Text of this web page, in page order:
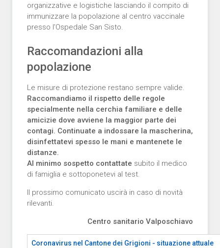
organizzative e logistiche lasciando il compito di
immunizzare la popolazione al centro vaccinale
presso l'Ospedale San Sisto.
Raccomandazioni alla
popolazione
Le misure di protezione restano sempre valide.
Raccomandiamo il rispetto delle regole
specialmente nella cerchia familiare e delle
amicizie dove avviene la maggior parte dei
contagi. Continuate a indossare la mascherina,
disinfettatevi spesso le mani e mantenete le
distanze.
Al minimo sospetto contattate subito il medico
di famiglia e sottoponetevi al test.
Il prossimo comunicato uscirà in caso di novità
rilevanti.
Centro sanitario Valposchiavo
Coronavirus nel Cantone dei Grigioni - situazione attuale